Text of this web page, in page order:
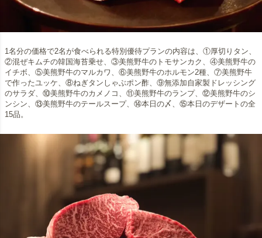
1名分の価格で2名が食べられる特別優待プランの内容は、①厚切りタン、
②混ぜキムチの韓国海苔乗せ、③美熊野牛のトモサンカク、④美熊野牛の
イチボ、⑤美熊野牛のマルカワ、⑥美熊野牛のホルモン2種、⑦美熊野牛
で作ったユッケ、⑧ねぎタンしゃぶポン酢、⑨無添加自家製ドレッシング
のサラダ、⑩美熊野牛のカメノコ、⑪美熊野牛のランプ、⑫美熊野牛のシ
ンシン、⑬美熊野牛のテールスープ、⑭本日の〆、⑮本日のデザートの全
15品。